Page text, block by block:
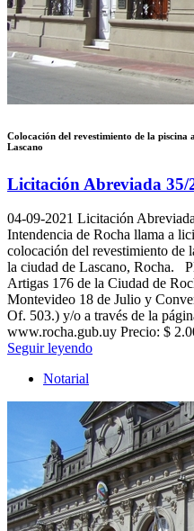
Colocación del revestimiento de la piscina
Lascano
Licitación Abreviada 35/
04-09-2021 Licitación
Intendencia de Rocha llama a
colocación del revestimiento de
la ciudad de Lascano, Rocha.
Artigas 176 de la Ciudad de
Montevideo 18 de Julio y
Of. 503.) y/o a través de la
www.rocha.gub.uy Precio: $
Seguir leyendo
Notarial